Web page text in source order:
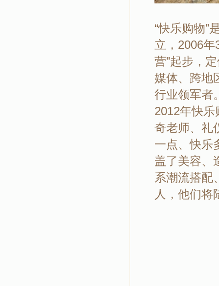
“快乐购物”
立，2006
营”起步，
媒体、跨地
行业领军者
2012年快
奇老师、礼
一点、快乐
盖了美容、
系潮流搭配
人，他们将